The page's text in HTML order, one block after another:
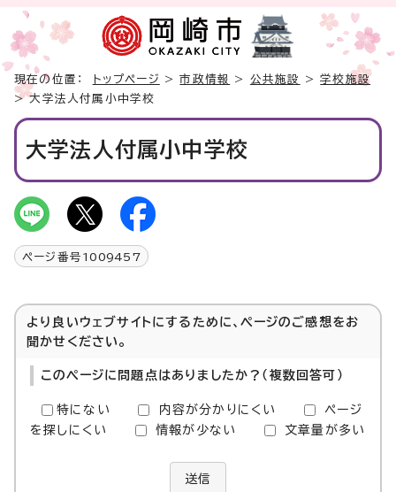
現在の位置： トップページ >市政情報 > 公共施設 >学校施設
> 大学法人付属小中学校
大学法人付属小中学校
ページ番号 1009457
より良いウェブサイトにするために、ページのご感想をお
聞かせください。
このページに問題点はありましたか？（複数回答可）
特にない 内容が分かりにくい
ページ
を探しにくい
情報が少ない 文章量が多い
送信